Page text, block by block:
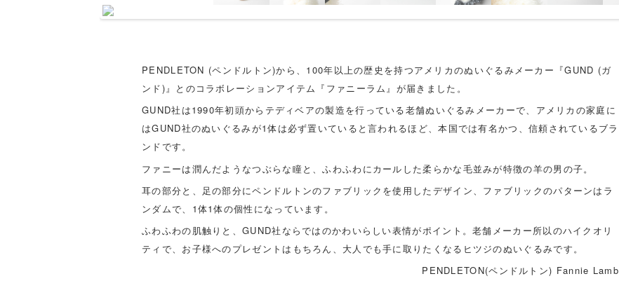
PENDLETON (ペンドルトン)から、100年以上の歴史を持つアメリカのぬいぐるみメーカー『GUND (ガ
ンド)』とのコラボレーションアイテム『ファニーラム』が届きました。
GUND社は1990年初頭からテディベアの製造を行っている老舗ぬいぐるみメーカーで、アメリカの家庭に
はGUND社のぬいぐるみが1体は必ず置いていると言われるほど、本国では有名かつ、信頼されているブラ
ンドです。
ファニーは潤んだようなつぶらな瞳と、ふわふわにカールした柔らかな毛並みが特徴の羊の男の子。
耳の部分と、足の部分にペンドルトンのファブリックを使用したデザイン、ファブリックのパターンはラ
ンダムで、1体1体の個性になっています。
ふわふわの肌触りと、GUND社ならではのかわいらしい表情がポイント。老舗メーカー所以のハイクオリ
ティで、お子様へのプレゼントはもちろん、大人でも手に取りたくなるヒツジのぬいぐるみです。
PENDLETON(ペンドルトン) Fannie Lamb